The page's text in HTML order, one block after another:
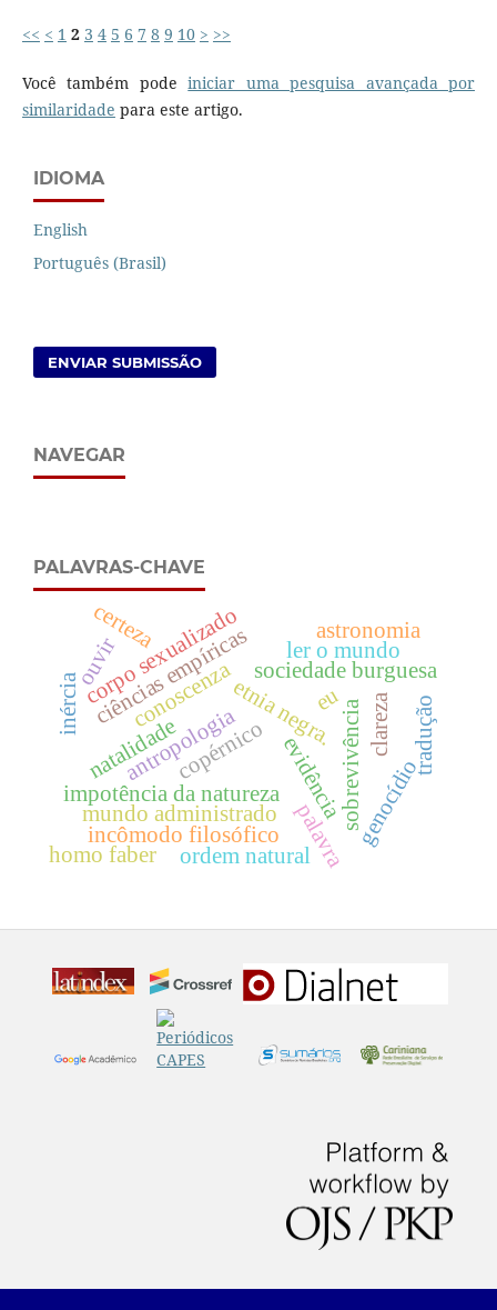
<< < 1 2 3 4 5 6 7 8 9 10 > >>
Você também podeiniciar uma pesquisa avançada por
similaridade para este artigo.
IDIOMA
English
Português (Brasil)
ENVIAR SUBMISSÃO
NAVEGAR
PALAVRAS-CHAVE
conoscenzaetnia negra.
evidência
impotência da natureza
ciências empíricassociedade burguesa
mundo administrado
corpo sexualizado
sobrevivênciagenocídio
antropologia tradução
incômodo filosófico
ler o mundo
palavra
astronomia
copérnico
ordem natural
clareza
certeza
inércia
ouvir
natalidade
homo faber
eu